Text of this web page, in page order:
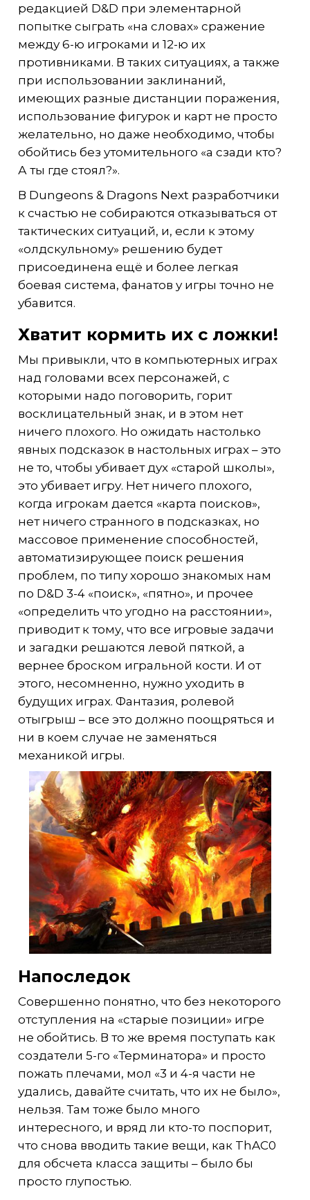
редакцией D&D при элементарной
попытке сыграть «на словах» сражение
между 6-ю игроками и 12-ю их
противниками. В таких ситуациях, а также
при использовании заклинаний,
имеющих разные дистанции поражения,
использование фигурок и карт не просто
желательно, но даже необходимо, чтобы
обойтись без утомительного «а сзади кто?
А ты где стоял?».
В Dungeons & Dragons Next разработчики
к счастью не собираются отказываться от
тактических ситуаций, и, если к этому
«олдскульному» решению будет
присоединена ещё и более легкая
боевая система, фанатов у игры точно не
убавится.
Хватит кормить их с ложки!
Мы привыкли, что в компьютерных играх
над головами всех персонажей, с
которыми надо поговорить, горит
восклицательный знак, и в этом нет
ничего плохого. Но ожидать настолько
явных подсказок в настольных играх – это
не то, чтобы убивает дух «старой школы»,
это убивает игру. Нет ничего плохого,
когда игрокам дается «карта поисков»,
нет ничего странного в подсказках, но
массовое применение способностей,
автоматизирующее поиск решения
проблем, по типу хорошо знакомых нам
по D&D 3-4 «поиск», «пятно», и прочее
«определить что угодно на расстоянии»,
приводит к тому, что все игровые задачи
и загадки решаются левой пяткой, а
вернее броском игральной кости. И от
этого, несомненно, нужно уходить в
будущих играх. Фантазия, ролевой
отыгрыш – все это должно поощряться и
ни в коем случае не заменяться
механикой игры.
Напоследок
Совершенно понятно, что без некоторого
отступления на «старые позиции» игре
не обойтись. В то же время поступать как
создатели 5-го «Терминатора» и просто
пожать плечами, мол «3 и 4-я части не
удались, давайте считать, что их не было»,
нельзя. Там тоже было много
интересного, и вряд ли кто-то поспорит,
что снова вводить такие вещи, как ThAC0
для обсчета класса защиты – было бы
просто глупостью.